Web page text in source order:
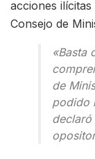
acciones
Consejo de
«Basta
de
podido
declaró